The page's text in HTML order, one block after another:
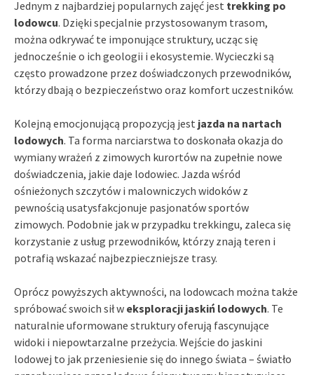
Jednym z najbardziej popularnych zajęć jest trekking po
lodowcu. Dzięki specjalnie przystosowanym trasom,
można odkrywać te imponujące struktury, ucząc się
jednocześnie o ich geologii i ekosystemie. Wycieczki są
często prowadzone przez doświadczonych przewodników,
którzy dbają o bezpieczeństwo oraz komfort uczestników.
Kolejną emocjonującą propozycją jest jazda na nartach
lodowych. Ta forma narciarstwa to doskonała okazja do
wymiany wrażeń z zimowych kurortów na zupełnie nowe
doświadczenia, jakie daje lodowiec. Jazda wśród
ośnieżonych szczytów i malowniczych widoków z
pewnością usatysfakcjonuje pasjonatów sportów
zimowych. Podobnie jak w przypadku trekkingu, zaleca się
korzystanie z usług przewodników, którzy znają teren i
potrafią wskazać najbezpieczniejsze trasy.
Oprócz powyższych aktywności, na lodowcach można także
spróbować swoich sił w eksploracji jaskiń lodowych. Te
naturalnie uformowane struktury oferują fascynujące
widoki i niepowtarzalne przeżycia. Wejście do jaskini
lodowej to jak przeniesienie się do innego świata – światło